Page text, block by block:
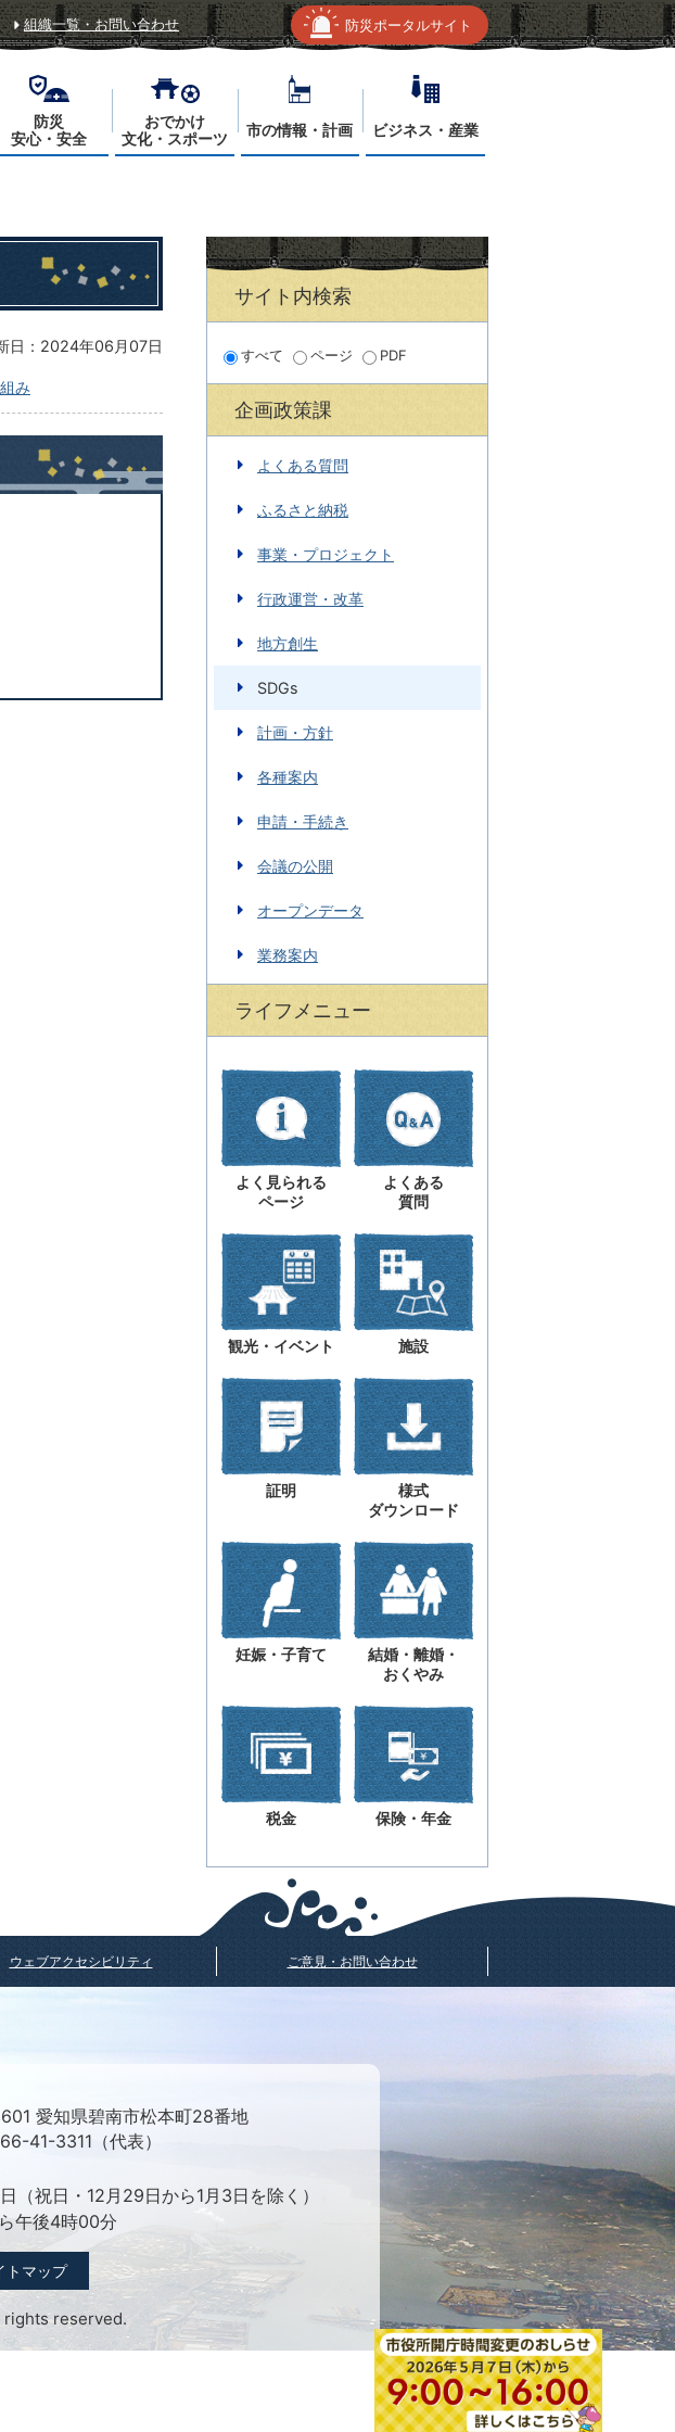
組織一覧・お問い合わせ 防災ポータルサイト
防災
安心・安全
おでかけ
文化・スポーツ
市の情報・計画 ビジネス・産業
日：2024年06月07日
み
サイト内検索
すべて ページ PDF
企画政策課
よくある質問
ふるさと納税
事業・プロジェクト
行政運営・改革
地方創生
SDGs
計画・方針
各種案内
申請・手続き
会議の公開
オープンデータ
業務案内
ライフメニュー
よく見られる
ページ
よくある
質問
観光・イベント 施設
証明
様式
ダウンロード
妊娠・子育て
結婚・離婚・
おくやみ
税金 保険・年金
ウェブアクセシビリティ ご意見・お問い合わせ
愛知県碧南市松本町28番地
41-3311（代表）
（祝日・12月29日から1月3日を除く）
午後4時00分
トマップ
rights reserved.